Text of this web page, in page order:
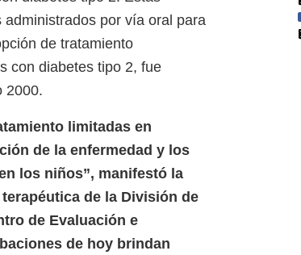
por vía oral para
de tratamiento
con diabetes tipo 2, fue
2000.
limitadas en
de la enfermedad y los
los niños”, manifestó la
de la División de
de Evaluación e
de hoy brindan